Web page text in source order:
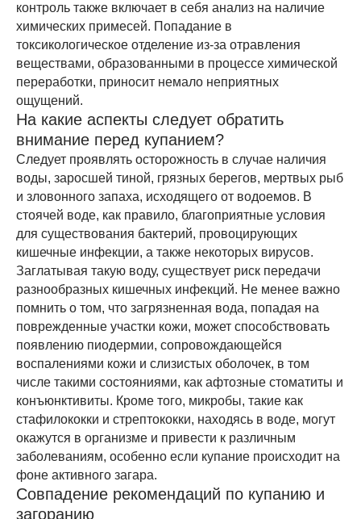
контроль также включает в себя анализ на наличие
химических примесей. Попадание в
токсикологическое отделение из-за отравления
веществами, образованными в процессе химической
переработки, приносит немало неприятных
ощущений.
На какие аспекты следует обратить
внимание перед купанием?
Следует проявлять осторожность в случае наличия
воды, заросшей тиной, грязных берегов, мертвых рыб
и зловонного запаха, исходящего от водоемов. В
стоячей воде, как правило, благоприятные условия
для существования бактерий, провоцирующих
кишечные инфекции, а также некоторых вирусов.
Заглатывая такую воду, существует риск передачи
разнообразных кишечных инфекций. Не менее важно
помнить о том, что загрязненная вода, попадая на
поврежденные участки кожи, может способствовать
появлению пиодермии, сопровождающейся
воспалениями кожи и слизистых оболочек, в том
числе такими состояниями, как афтозные стоматиты и
конъюнктивиты. Кроме того, микробы, такие как
стафилококки и стрептококки, находясь в воде, могут
окажутся в организме и привести к различным
заболеваниям, особенно если купание происходит на
фоне активного загара.
Совпадение рекомендаций по купанию и
загоранию